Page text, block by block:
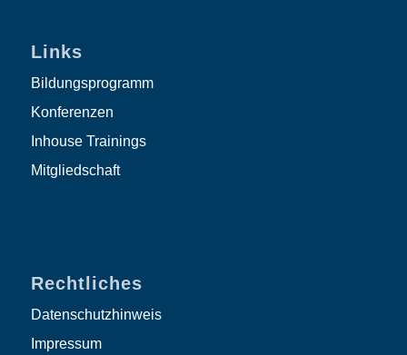
Links
Bildungsprogramm
Konferenzen
Inhouse Trainings
Mitgliedschaft
Rechtliches
Datenschutzhinweis
Impressum